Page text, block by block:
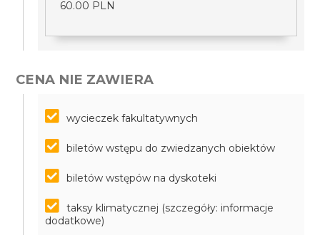
60.00 PLN
CENA NIE ZAWIERA
wycieczek fakultatywnych
biletów wstępu do zwiedzanych obiektów
biletów wstępów na dyskoteki
taksy klimatycznej (szczegóły: informacje
dodatkowe)